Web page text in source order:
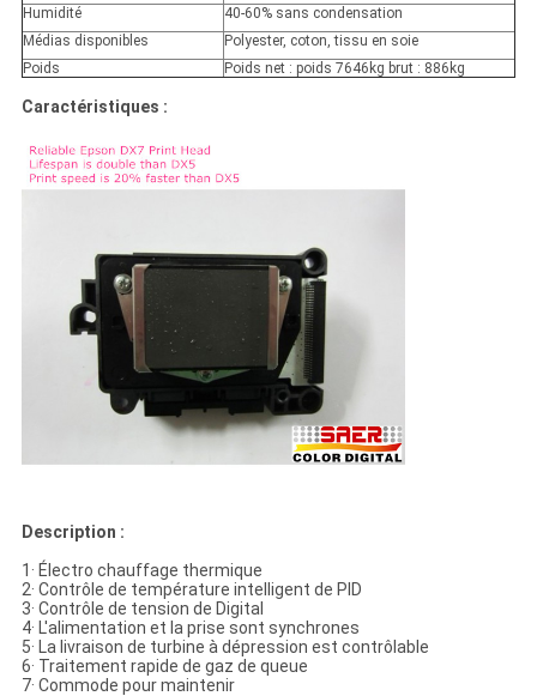
Humidité
40-60% sans condensation
Médias disponibles
Polyester, coton, tissu en soie
Poids
Poids net : poids 7646kg brut : 886kg
Caractéristiques :
Description :
1· Électro chauffage thermique
2· Contrôle de température intelligent de PID
3· Contrôle de tension de Digital
4· L'alimentation et la prise sont synchrones
5· La livraison de turbine à dépression est contrôlable
6· Traitement rapide de gaz de queue
7· Commode pour maintenir